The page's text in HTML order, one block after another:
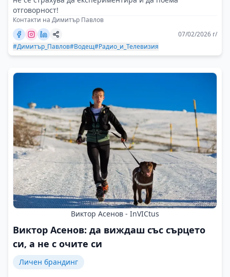
отговорност!
Контакти на Димитър Павлов
07/02/2026 г/
#Димитър_Павлов#Водещ#Радио_и_Телевизия
Виктор Асенов - InVICtus
Виктор Асенов: да виждаш със сърцето
си, а не с очите си
Личен брандинг